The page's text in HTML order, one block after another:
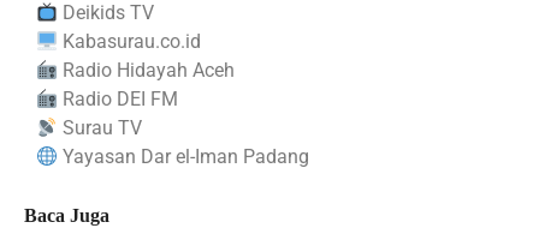
Deikids TV
Kabasurau.co.id
Radio Hidayah Aceh
Radio DEI FM
Surau TV
Yayasan Dar el-Iman Padang
Baca Juga